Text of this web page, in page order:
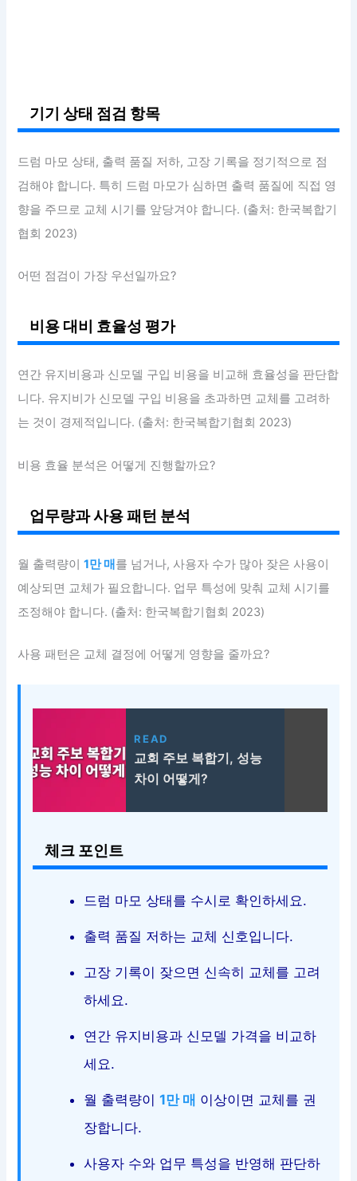
기기 상태 점검 항목
드럼 마모 상태, 출력 품질 저하, 고장 기록을 정기적으로 점
검해야 합니다. 특히 드럼 마모가 심하면 출력 품질에 직접 영
향을 주므로 교체 시기를 앞당겨야 합니다. (출처: 한국복합기
협회 2023)
어떤 점검이 가장 우선일까요?
비용 대비 효율성 평가
연간 유지비용과 신모델 구입 비용을 비교해 효율성을 판단합
니다. 유지비가 신모델 구입 비용을 초과하면 교체를 고려하
는 것이 경제적입니다. (출처: 한국복합기협회 2023)
비용 효율 분석은 어떻게 진행할까요?
업무량과 사용 패턴 분석
월 출력량이1만 매를 넘거나, 사용자 수가 많아 잦은 사용이
예상되면 교체가 필요합니다. 업무 특성에 맞춰 교체 시기를
조정해야 합니다. (출처: 한국복합기협회 2023)
사용 패턴은 교체 결정에 어떻게 영향을 줄까요?
READ
교회 주보 복합기, 성능
차이 어떻게?
체크 포인트
드럼 마모 상태를 수시로 확인하세요.
출력 품질 저하는 교체 신호입니다.
고장 기록이 잦으면 신속히 교체를 고려
하세요.
연간 유지비용과 신모델 가격을 비교하
세요.
월 출력량이1만 매 이상이면 교체를 권
장합니다.
사용자 수와 업무 특성을 반영해 판단하